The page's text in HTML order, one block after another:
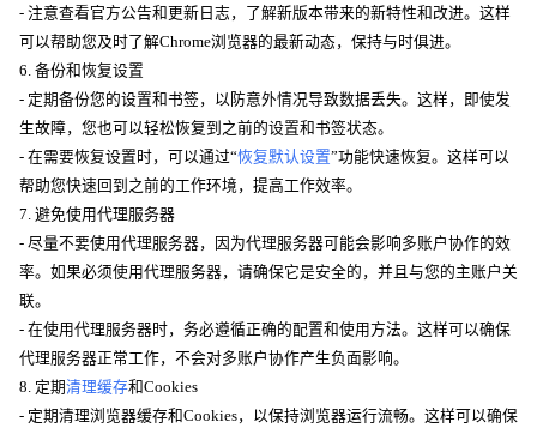
- 注意查看官方公告和更新日志，了解新版本带来的新特性和改进。这样
可以帮助您及时了解Chrome浏览器的最新动态，保持与时俱进。
6. 备份和恢复设置
- 定期备份您的设置和书签，以防意外情况导致数据丢失。这样，即使发
生故障，您也可以轻松恢复到之前的设置和书签状态。
- 在需要恢复设置时，可以通过“恢复默认设置”功能快速恢复。这样可以
帮助您快速回到之前的工作环境，提高工作效率。
7. 避免使用代理服务器
- 尽量不要使用代理服务器，因为代理服务器可能会影响多账户协作的效
率。如果必须使用代理服务器，请确保它是安全的，并且与您的主账户关
联。
- 在使用代理服务器时，务必遵循正确的配置和使用方法。这样可以确保
代理服务器正常工作，不会对多账户协作产生负面影响。
8. 定期清理缓存和Cookies
- 定期清理浏览器缓存和Cookies，以保持浏览器运行流畅。这样可以确保